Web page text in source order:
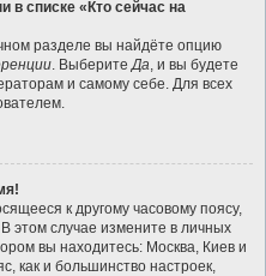
в списке «Кто сейчас на
разделе вы найдёте опцию
. ВыберитеДа, и вы будете
и самому себе. Для всех
к другому часовому поясу,
этом случае измените в личных
вы находитесь: Москва, Киев и
как и большинство настроек,